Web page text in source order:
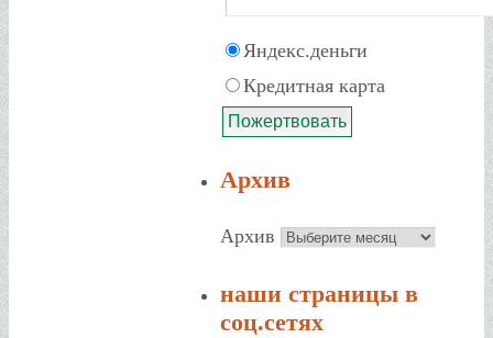
Яндекс.деньги
Кредитная карта
Архив
Архив
наши страницы в
соц.сетях